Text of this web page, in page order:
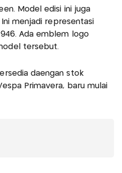
Model edisi ini juga
menjadi representasi
Ada emblem logo
tersebut.
daengan stok
Primavera, baru mulai